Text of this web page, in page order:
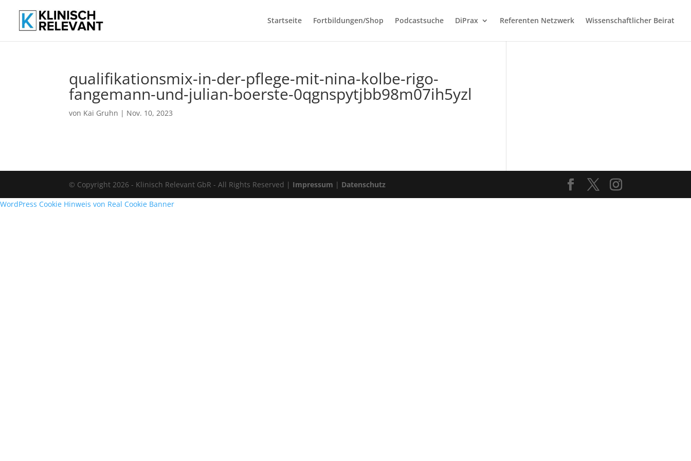
Startseite Fortbildungen/Shop Podcastsuche DiPrax Referenten Netzwerk Wissenschaftlicher Beirat
qualifikationsmix-in-der-pflege-mit-nina-kolbe-rigo-
fangemann-und-julian-boerste-0qgnspytjbb98m07ih5yzl
von Kai Gruhn | Nov. 10, 2023
© Copyright 2026 - Klinisch Relevant GbR - All Rights Reserved | Impressum | Datenschutz
WordPress Cookie Hinweis von Real Cookie Banner